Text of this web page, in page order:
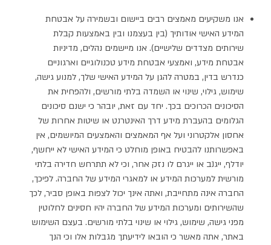
אנו משקיעים מאמצים רבים ביישום ובשמירה על אבטחת
המידע האישי אודותיך (בין בעצמנו ובין באמצעות קבלת
שירותים מצדדים שלישיים). אנו מיישמים נהלים, מדיניות
אבטחת מידע, ואמצעי אבטחת מידע טכנולוגיים וארגוניים
כנדרש בדין, במטרה להגן על המידע האישי שלך, למנוע גישה,
שימוש, גילוי, שינוי או השמדה בלתי מורשים, ולהפחית את
הסיכונים הכרוכים בכך. יחד עם זאת, יובהר כי ישנם סיכונים
הגלומים בהעברת מידע דרך האינטרנט או שיטות אחרות של
אחסון אלקטרוני ועל אף המאמצים והאמצעים המיושמים, אין
באפשרותנו להבטיח באופן מוחלט כי המידע האישי לא ייחשף,
יודלף, ייגנב או ייגרם לו נזק אחר, וכי לא תתרחש חדירה בלתי
מורשית למערכות המידע או למאגרי המידע של החברה. לפיכך,
החברה אינה מתחייבת, ואתה אינך יכול לצפות באופן סביר, לכך
שהשירותים ומערכות המידע של החברה יהיו חסינים לחלוטין
מפני גישה, שימוש, גילוי או שינוי בלתי מורשים. בעצם השימוש
באתר, אתה מאשר כי הובאו לידיעתך מגבלות אלו וכי הנך